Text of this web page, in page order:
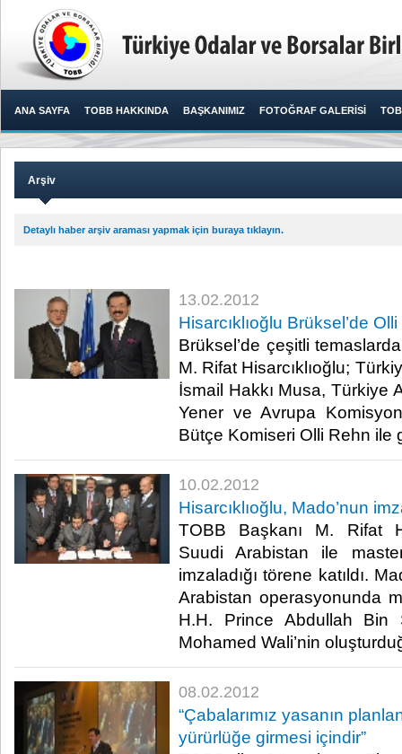
ANA SAYFA TOBB HAKKINDA BAŞKANIMIZ FOTOĞRAF GALERİSİ
Arşiv
Detaylı haber arşiv araması yapmak için buraya tıklayın.
13.02.2012
Hisarcıklıoğlu Brüksel’de
Brüksel’de çeşitli
M. Rifat Hisarcıklıoğlu;
İsmail Hakkı Musa, Türkiye
Yener ve Avrupa
Bütçe Komiseri Olli Rehn ile
10.02.2012
Hisarcıklıoğlu, Mado’nun
TOBB Başkanı M. Rifat
Suudi Arabistan ile
imzaladığı törene katıldı.
Arabistan operasyonunda
H.H. Prince Abdullah
Mohamed Wali’nin
08.02.2012
“Çabalarımız yasanın
yürürlüğe girmesi içindir”